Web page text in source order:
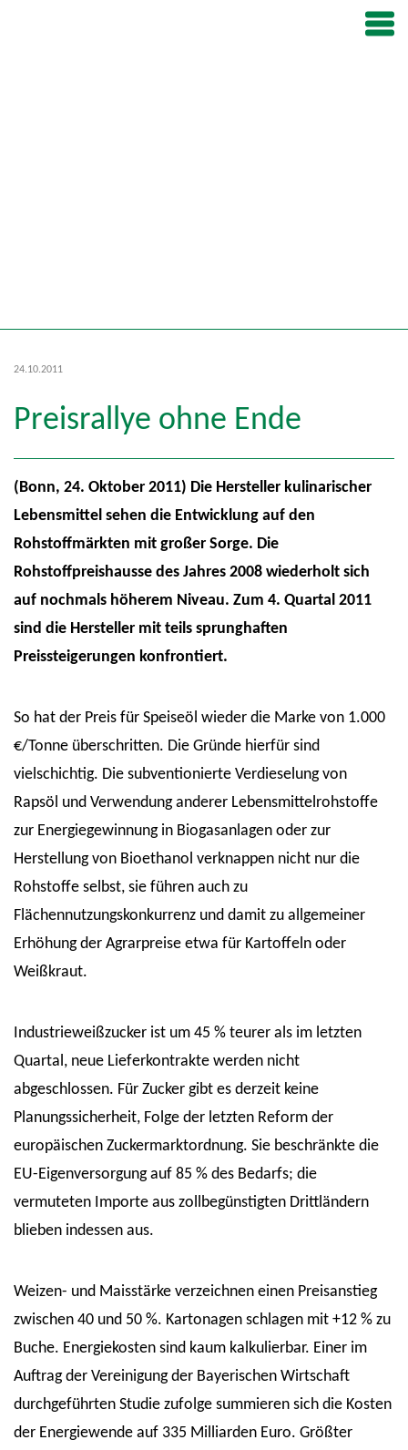
24.10.2011
Preisrallye ohne Ende
(Bonn, 24. Oktober 2011) Die Hersteller kulinarischer
Lebensmittel sehen die Entwicklung auf den
Rohstoffmärkten mit großer Sorge. Die
Rohstoffpreishausse des Jahres 2008 wiederholt sich
auf nochmals höherem Niveau. Zum 4. Quartal 2011
sind die Hersteller mit teils sprunghaften
Preissteigerungen konfrontiert.
So hat der Preis für Speiseöl wieder die Marke von 1.000
€/Tonne überschritten. Die Gründe hierfür sind
vielschichtig. Die subventionierte Verdieselung von
Rapsöl und Verwendung anderer Lebensmittelrohstoffe
zur Energiegewinnung in Biogasanlagen oder zur
Herstellung von Bioethanol verknappen nicht nur die
Rohstoffe selbst, sie führen auch zu
Flächennutzungskonkurrenz und damit zu allgemeiner
Erhöhung der Agrarpreise etwa für Kartoffeln oder
Weißkraut.
Industrieweißzucker ist um 45 % teurer als im letzten
Quartal, neue Lieferkontrakte werden nicht
abgeschlossen. Für Zucker gibt es derzeit keine
Planungssicherheit, Folge der letzten Reform der
europäischen Zuckermarktordnung. Sie beschränkte die
EU-Eigenversorgung auf 85 % des Bedarfs; die
vermuteten Importe aus zollbegünstigten Drittländern
blieben indessen aus.
Weizen- und Maisstärke verzeichnen einen Preisanstieg
zwischen 40 und 50 %. Kartonagen schlagen mit +12 % zu
Buche. Energiekosten sind kaum kalkulierbar. Einer im
Auftrag der Vereinigung der Bayerischen Wirtschaft
durchgeführten Studie zufolge summieren sich die Kosten
der Energiewende auf 335 Milliarden Euro. Größter